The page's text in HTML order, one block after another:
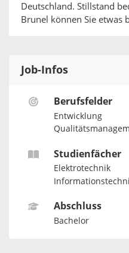
Deutschland. Stillstand
Brunel können Sie etwas
Job-Infos
Berufsfelder
Entwicklung
Studienfächer
Elektrotechnik
Abschluss
Bachelor